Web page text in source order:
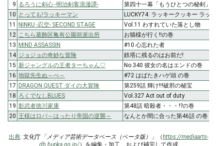
9 るろうに剣心 -明治剣客浪漫譚-
第四十一幕「もうひとつの秘剣」
10 とっても!ラッキーマン
LUCKY74: ラッキークッキー ラッ
11 NINKU -忍空- SECOND STAGE
Vol.11 わすれていた落とし物
12
こちら葛飾区亀有公園前派出所
お猫様が行く!!の巻
13 MIND ASSASSIN
#10 心忘れた者
14 ジョジョの奇妙な冒険
鉄塔に残るのはお前だ!
15 新ジャングルの王者ターちゃん♡
No.340 彼女の名はエンドの巻
16 地獄先生ぬ～べ～
#72 はばたきハゲ頭 の巻
17 DRAGON QUEST ダイの大冒険
第259話 輝け!!!破邪の秘宝
18 ろくでなしBLUES
Vol.327 Act out of duty
19 影武者徳川家康
第48話 暗殺者・・・!?の巻
20 王様はロバ～はったり帝国の逆襲～ なんとか間に合った第46話 の巻
出典: 文化庁 「メディア芸術データベース（ベータ版）」 （https://mediaarts-
db.bunka.go.jp/）を編集・加工、および補完して作成